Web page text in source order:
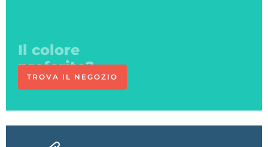
in negozio
TROVA IL NEGOZIO